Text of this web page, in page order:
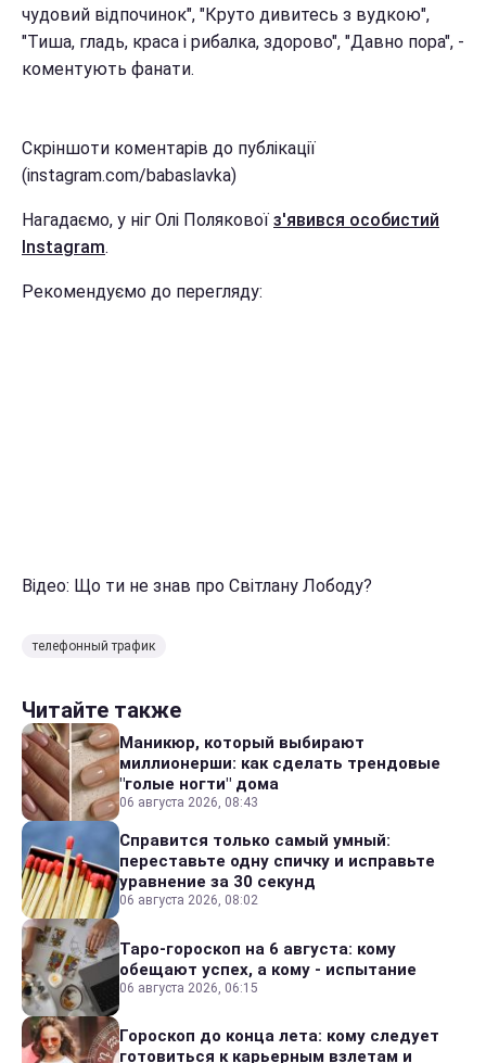
чудовий відпочинок", "Круто дивитесь з вудкою",
"Тиша, гладь, краса і рибалка, здорово", "Давно пора", -
коментують фанати.
Скріншоти коментарів до публікації
(instagram.com/babaslavka)
Нагадаємо, у ніг Олі Полякової з'явився особистий
Instagram.
Рекомендуємо до перегляду:
Відео: Що ти не знав про Світлану Лободу?
телефонный трафик
Читайте также
Маникюр, который выбирают
миллионерши: как сделать трендовые
"голые ногти" дома
06 августа 2026, 08:43
Справится только самый умный:
переставьте одну спичку и исправьте
уравнение за 30 секунд
06 августа 2026, 08:02
Таро-гороскоп на 6 августа: кому
обещают успех, а кому - испытание
06 августа 2026, 06:15
Гороскоп до конца лета: кому следует
готовиться к карьерным взлетам и